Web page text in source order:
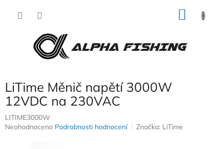
LiTime Měnič napětí 3000W
12VDC na 230VAC
LITIME3000W
Průměrné
Neohodnoceno Podrobnosti hodnocení Značka: LiTime